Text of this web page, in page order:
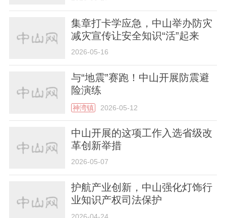
集章打卡学应急，中山举办防灾
减灾宣传让安全知识“活”起来
2026-05-16
与“地震”赛跑！中山开展防震避
险演练
神湾镇 2026-05-12
中山开展的这项工作入选省级改
革创新举措
2026-05-07
护航产业创新，中山强化灯饰行
业知识产权司法保护
2026-04-24